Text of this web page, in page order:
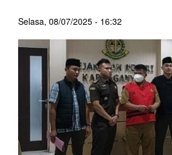
Selasa, 08/07/2025 - 16:32